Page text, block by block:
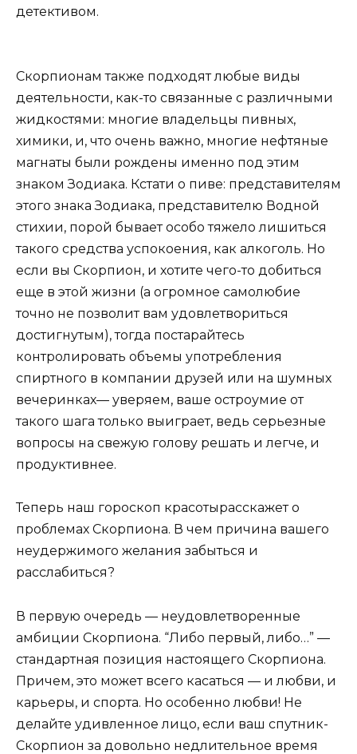
детективом.
Скорпионам также подходят любые виды
деятельности, как-то связанные с различными
жидкостями: многие владельцы пивных,
химики, и, что очень важно, многие нефтяные
магнаты были рождены именно под этим
знаком Зодиака. Кстати о пиве: представителям
этого знака Зодиака, представителю Водной
стихии, порой бывает особо тяжело лишиться
такого средства успокоения, как алкоголь. Но
если вы Скорпион, и хотите чего-то добиться
еще в этой жизни (а огромное самолюбие
точно не позволит вам удовлетвориться
достигнутым), тогда постарайтесь
контролировать объемы употребления
спиртного в компании друзей или на шумных
вечеринках— уверяем, ваше остроумие от
такого шага только выиграет, ведь серьезные
вопросы на свежую голову решать и легче, и
продуктивнее.
Теперь наш гороскоп красотырасскажет о
проблемах Скорпиона. В чем причина вашего
неудержимого желания забыться и
расслабиться?
В первую очередь — неудовлетворенные
амбиции Скорпиона. “Либо первый, либо…” —
стандартная позиция настоящего Скорпиона.
Причем, это может всего касаться — и любви, и
карьеры, и спорта. Но особенно любви! Не
делайте удивленное лицо, если ваш спутник-
Скорпион за довольно недлительное время